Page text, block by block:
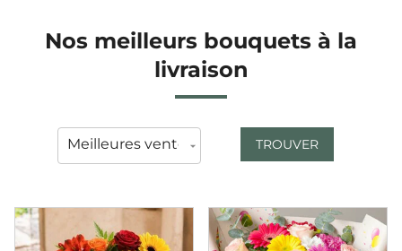
Nos meilleurs bouquets à la
livraison
TROUVER